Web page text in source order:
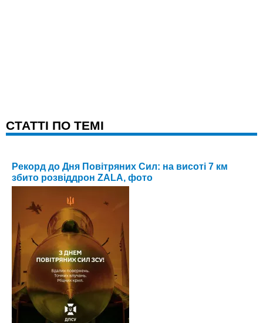
CТАТТІ ПО ТЕМІ
Рекорд до Дня Повітряних Сил: на висоті 7 км
збито розвіддрон ZALA, фото